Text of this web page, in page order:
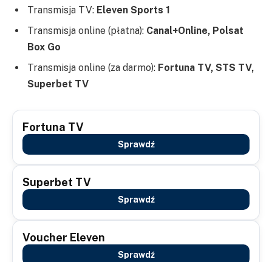
Transmisja TV: Eleven Sports 1
Transmisja online (płatna): Canal+Online, Polsat
Box Go
Transmisja online (za darmo): Fortuna TV, STS TV,
Superbet TV
Fortuna TV
Sprawdź
Superbet TV
Sprawdź
Voucher Eleven
Sprawdź